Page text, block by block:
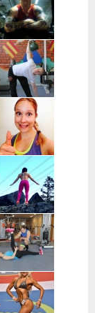
Numminen |
Keuruu
Miikka
Heikkinen |
Itä-Suomi
Mikael
Pihlajamaa |
Turun alue
Ida Huttunen
| Koko Suomi
Sofia
Kauraoja |
Satakunta
Pauli
Reinikainen |
Riihimäki